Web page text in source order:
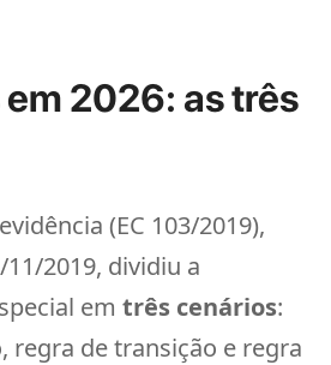
2026: as três
(EC 103/2019),
2019, dividiu a
em três cenários:
regra de transição e regra